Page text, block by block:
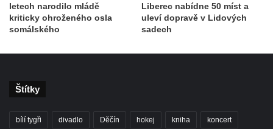
letech narodilo mládě
kriticky ohroženého osla
somálského
Liberec nabídne 50 míst a
uleví dopravě v Lidových
sadech
Štítky
bílí tygři divadlo Děčín hokej kniha koncert